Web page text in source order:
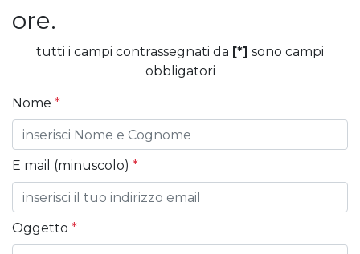
ore.
tutti i campi contrassegnati da [*] sono campi
obbligatori
Nome *
E mail (minuscolo) *
Oggetto *